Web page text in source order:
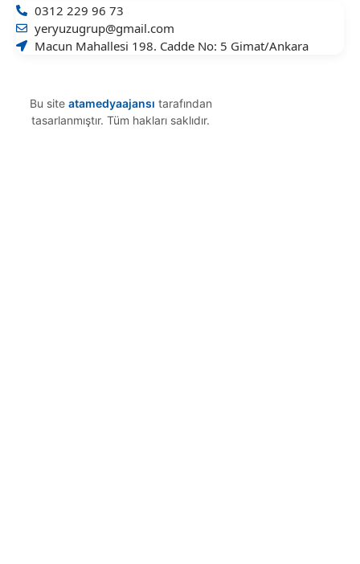
0312 229 96 73
yeryuzugrup@gmail.com
Macun Mahallesi 198. Cadde No: 5 Gimat/Ankara
Bu site atamedyaajansı tarafından
tasarlanmıştır. Tüm hakları saklıdır.